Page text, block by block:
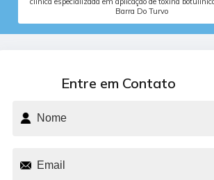
Barra Do Turvo
Entre em Contato